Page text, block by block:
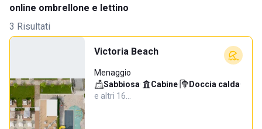
online ombrellone e lettino
3 Risultati
Victoria Beach
Menaggio
Sabbiosa· Cabine· Doccia calda·
e altri 16…